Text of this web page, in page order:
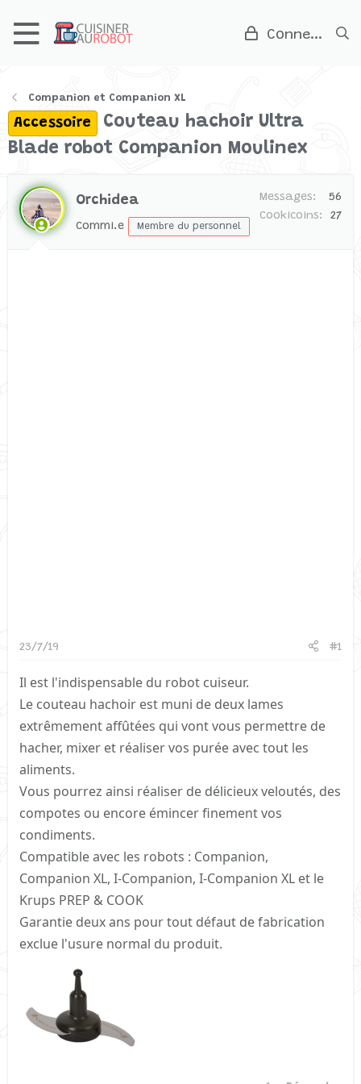
Connexion
Companion et Companion XL
Accessoire
Couteau hachoir Ultra
Blade robot Companion Moulinex
Orchidea
Commi.e Membre du personnel
Messages
56
Cookicoins
27
23/7/19 #1
Il est l'indispensable du robot cuiseur.
Le couteau hachoir est muni de deux lames
extrêmement affûtées qui vont vous permettre de
hacher, mixer et réaliser vos purée avec tout les
aliments.
Vous pourrez ainsi réaliser de délicieux veloutés, des
compotes ou encore émincer finement vos
condiments.
Compatible avec les robots : Companion,
Companion XL, I-Companion, I-Companion XL et le
Krups PREP & COOK
Garantie deux ans pour tout défaut de fabrication
exclue l'usure normal du produit.